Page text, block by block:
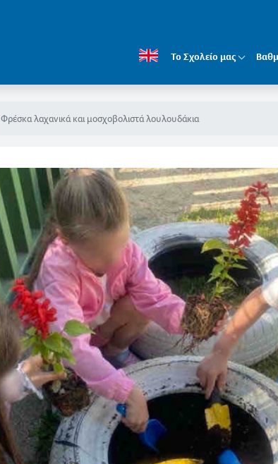
Το Σχολείο μας
Φρέσκα λαχανικά και μοσχοβολιστά λουλουδάκια